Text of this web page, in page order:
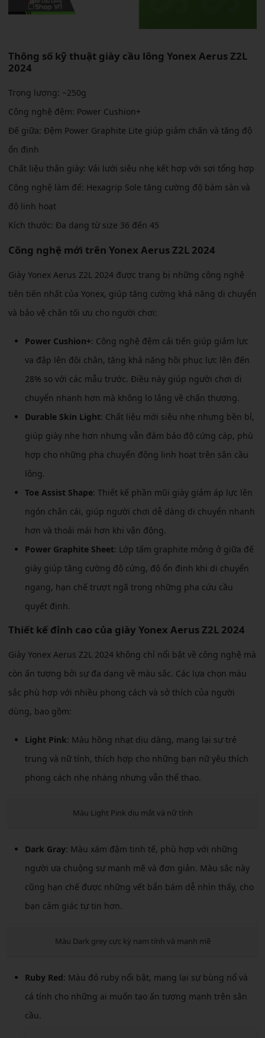
Thông số kỹ thuật giày cầu lông Yonex Aerus Z2L
2024
Trọng lượng: ~250g
Công nghệ đệm: Power Cushion+
Đế giữa: Đệm Power Graphite Lite giúp giảm chấn và tăng độ
ổn định
Chất liệu thân giày: Vải lưới siêu nhẹ kết hợp với sợi tổng hợp
Công nghệ làm đế: Hexagrip Sole tăng cường độ bám sàn và
độ linh hoạt
Kích thước: Đa dạng từ size 36 đến 45
Công nghệ mới trên Yonex Aerus Z2L 2024
Giày Yonex Aerus Z2L 2024 được trang bị những công nghệ
tiên tiến nhất của Yonex, giúp tăng cường khả năng di chuyển
và bảo vệ chân tối ưu cho người chơi:
Power Cushion+: Công nghệ đệm cải tiến giúp giảm lực
va đập lên đôi chân, tăng khả năng hồi phục lực lên đến
28% so với các mẫu trước. Điều này giúp người chơi di
chuyển nhanh hơn mà không lo lắng về chấn thương.
Durable Skin Light: Chất liệu mới siêu nhẹ nhưng bền bỉ,
giúp giày nhẹ hơn nhưng vẫn đảm bảo độ cứng cáp, phù
hợp cho những pha chuyển động linh hoạt trên sân cầu
lông.
Toe Assist Shape: Thiết kế phần mũi giày giảm áp lực lên
ngón chân cái, giúp người chơi dễ dàng di chuyển nhanh
hơn và thoải mái hơn khi vận động.
Power Graphite Sheet: Lớp tấm graphite mỏng ở giữa đế
giày giúp tăng cường độ cứng, độ ổn định khi di chuyển
ngang, hạn chế trượt ngã trong những pha cứu cầu
quyết định.
Thiết kế đỉnh cao của giày Yonex Aerus Z2L 2024
Giày Yonex Aerus Z2L 2024 không chỉ nổi bật về công nghệ mà
còn ấn tượng bởi sự đa dạng về màu sắc. Các lựa chọn màu
sắc phù hợp với nhiều phong cách và sở thích của người
dùng, bao gồm:
Light Pink: Màu hồng nhạt dịu dàng, mang lại sự trẻ
trung và nữ tính, thích hợp cho những bạn nữ yêu thích
phong cách nhẹ nhàng nhưng vẫn thể thao.
Màu Light Pink dịu mắt và nữ tính
Dark Gray: Màu xám đậm tinh tế, phù hợp với những
người ưa chuộng sự mạnh mẽ và đơn giản. Màu sắc này
cũng hạn chế được những vết bẩn bám dễ nhìn thấy, cho
bạn cảm giác tự tin hơn.
Màu Dark grey cực kỳ nam tính và mạnh mẽ
Ruby Red: Màu đỏ ruby nổi bật, mang lại sự bùng nổ và
cá tính cho những ai muốn tạo ấn tượng mạnh trên sân
cầu.